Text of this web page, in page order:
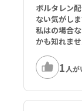
ボルタレン
ない気がし
私はの場合
かも知れませ
1 人が